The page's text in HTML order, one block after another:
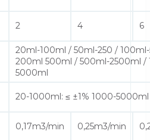
2 4 6
20ml-100ml / 50ml-250 /
200ml 500ml / 500ml-2500ml /
5000ml
20-1000ml: ≤ ±1% 1000-5000ml
0,17m3/min 0,25m3/min